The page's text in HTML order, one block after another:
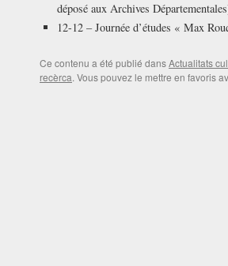
déposé aux Archives
12-12 – Journée d’études « Max
Ce contenu a été publié dansActualitats
recèrca. Vous pouvez le mettre en favoris